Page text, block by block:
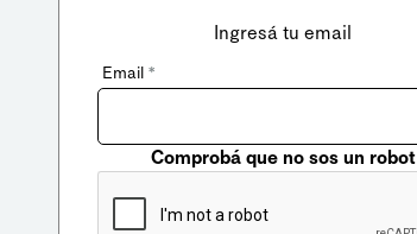
Ingresá tu email
Email *
Comprobá que no sos un robot